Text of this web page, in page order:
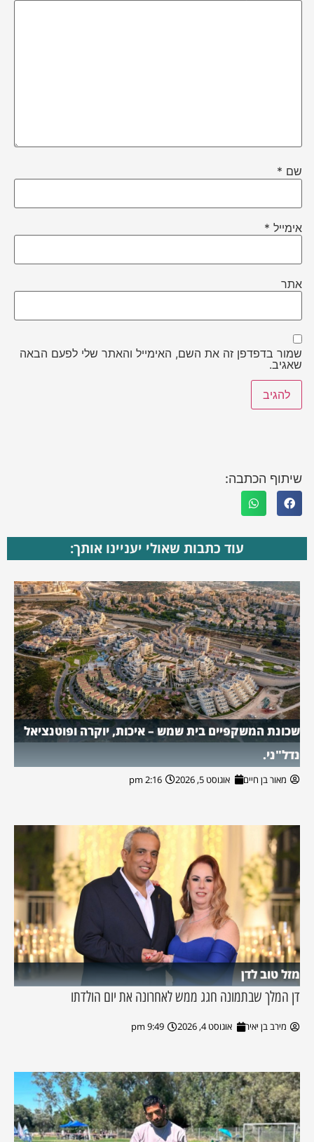
שם *
אימייל *
אתר
שמור בדפדפן זה את השם, האימייל והאתר שלי לפעם הבאה
שאגיב.
שיתוף הכתבה:
עוד כתבות שאולי יעניינו אותך:
שכונת המשקפיים בית שמש – איכות, יוקרה ופוטנציאל
נדל"ני.
מאור בן חיים אוגוסט 5, 2026 2:16 pm
מזל טוב לדן
דן המלך שבתמונה חגג ממש לאחרונה את יום הולדתו
מירב בן יאיר אוגוסט 4, 2026 9:49 pm